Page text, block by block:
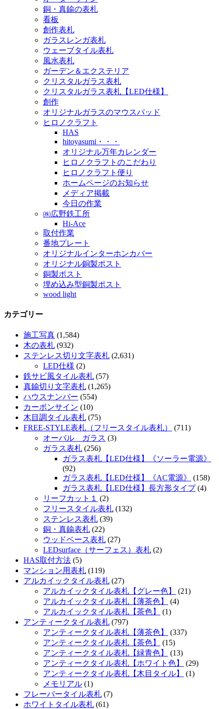
銅・真鍮の表札
看板
創作表札
ガラスレンガ表札
ウェーブタイル表札
風水表札
ガーデン＆エクステリア
クリスタルガラス表札
クリスタルガラス表札【LED仕様】
創作
オリジナルガラスのマウスパッド
ヒロノクラフト
HAS
hitoyasumi・・・
オリジナル万年カレンダー
ヒロノクラフトのこだわり
ヒロノクラフト便り
ホームページのお知らせ
メディア掲載
今日の作業
㈱広野鉄工所
Hi-Ace
取付作業
番地プレート
オリジナルインターホンカバー
オリジナル銅製ポスト
銅製ポスト
埋め込み型銅製ポスト
wood light
カテゴリー
施工写真 (1,584)
木の表札 (932)
ステンレス切り文字表札 (2,631)
LED仕様 (2)
鉄サビ風タイル表札 (57)
真鍮切り文字表札 (1,265)
ハウスナンバー (554)
カーボンサイン (10)
木目調タイル表札 (75)
FREE-STYLE表札（フリースタイル表札）
(711)
オーバル ガラス (3)
ガラス表札 (256)
ガラス表札【LED仕様】《ソーラー電源》
(92)
ガラス表札【LED仕様】《AC電源》
(158)
ガラス表札【LED仕様】長方形タイプ(4)
リーフカット１
(2)
フリースタイル表札 (132)
ステンレス表札 (39)
銅・真鍮表札 (22)
ウッドベース表札 (27)
LEDsurface（サーフェス）表札 (2)
HAS取付方法 (5)
マンション用表札 (119)
アルカイックタイル表札 (27)
アルカイックタイル表札【グレー色】
(21)
アルカイックタイル表札【薄茶色】
(4)
アルカイックタイル表札【茶色】
(1)
アンティークタイル表札 (797)
アンティークタイル表札【薄茶色】
(337)
アンティークタイル表札【茶色】
(15)
アンティークタイル表札【緑青色】
(13)
アンティークタイル表札【ホワイト色】
(29)
アンティークタイル表札【木目タイル】
(1)
メモリアル (1)
フレーバータイル表札 (7)
ホワイトタイル表札 (61)